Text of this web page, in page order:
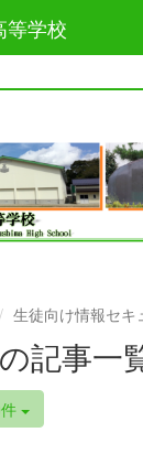
等学校
生徒向け情報セキ
記事一